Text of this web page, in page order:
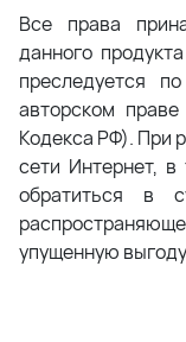
Все права
данного
преследуется
авторском
Кодекса РФ). При
сети Интернет,
обратиться в
упущенную